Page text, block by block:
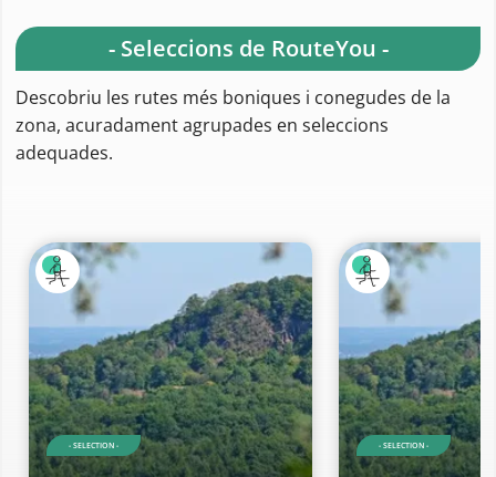
- Seleccions de RouteYou -
Descobriu les rutes més boniques i conegudes de la
zona, acuradament agrupades en seleccions
adequades.
- SELECTION - - SELECTION -